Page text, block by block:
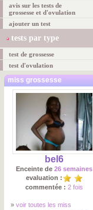
avis sur les tests de
grossesse et d'ovulation
ajouter un test
tests par type
test de grossesse
test d'ovulation
miss grossesse
bel6
Enceinte de 26 semaines
evaluation :
commentée : 2 fois
» voir toutes les miss